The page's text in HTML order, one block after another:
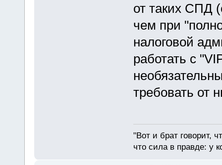
от таких СПД
чем при
налоговой
работать с
требовать от
"Вот и брат говорит,
что сила в правде: у